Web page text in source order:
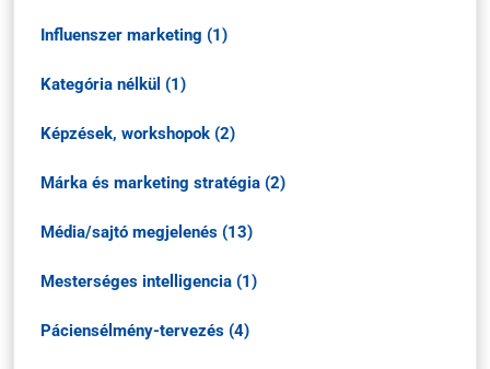
Influenszer marketing (1)
Kategória nélkül (1)
Képzések, workshopok (2)
Márka és marketing stratégia (2)
Média/sajtó megjelenés (13)
Mesterséges intelligencia (1)
Páciensélmény-tervezés (4)